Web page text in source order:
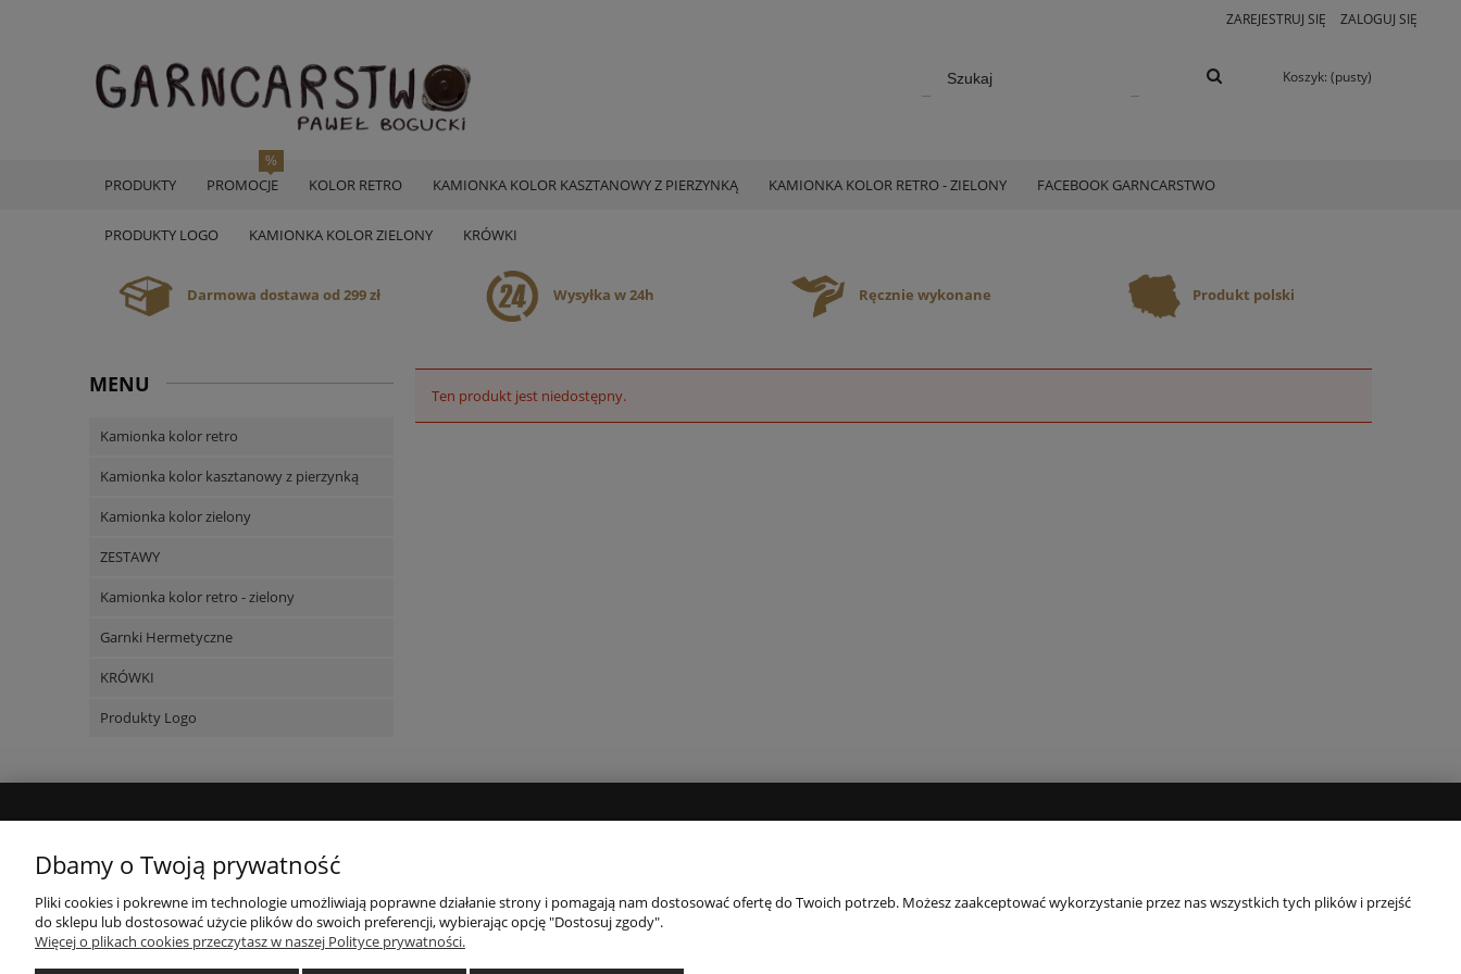
ZAREJESTRUJ SIĘ ZALOGUJ SIĘ
Koszyk: (pusty)
PRODUKTY PROMOCJE KOLOR RETRO KAMIONKA KOLOR KASZTANOWY Z PIERZYNKĄ KAMIONKA KOLOR RETRO - ZIELONY FACEBOOK GARNCARSTWO
PRODUKTY LOGO KAMIONKA KOLOR ZIELONY KRÓWKI
Darmowa dostawa od 299 zł Wysyłka w 24h Ręcznie wykonane Produkt polski
MENU
Kamionka kolor retro
Kamionka kolor kasztanowy z pierzynką
Kamionka kolor zielony
ZESTAWY
Kamionka kolor retro - zielony
Garnki Hermetyczne
KRÓWKI
Produkty Logo
Ten produkt jest niedostępny.
Twoje zamówienia
Ustawienia konta
Regulamin
Polityka prywatności
O firmie
Dbamy o Twoją prywatność
Pliki cookies i pokrewne im technologie umożliwiają poprawne działanie strony i pomagają nam dostosować ofertę do Twoich potrzeb. Możesz zaakceptować wykorzystanie przez nas wszystkich tych plików i przejść
do sklepu lub dostosować użycie plików do swoich preferencji, wybierając opcję "Dostosuj zgody".
Więcej o plikach cookies przeczytasz w naszej Polityce prywatności.